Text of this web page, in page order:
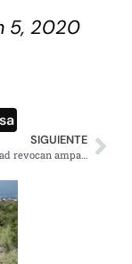
5, 2020
SIGUIENTE
Por unanimidad revocan amparo de Concamin contra etiquetado frontal